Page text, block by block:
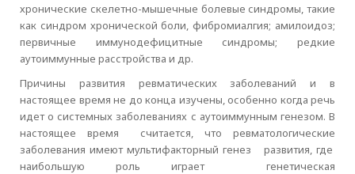
хронические скелетно-мышечные болевые синдромы, такие
как синдром хронической боли, фибромиалгия; амилоидоз;
первичные иммунодефицитные синдромы; редкие
аутоиммунные расстройства и др.
Причины развития ревматических заболеваний и в
настоящее время не до конца изучены, особенно когда речь
идет о системных заболеваниях с аутоиммунным генезом. В
настоящее время считается, что ревматологические
заболевания имеют мультифакторный генез развития, где
наибольшую роль играет генетическая